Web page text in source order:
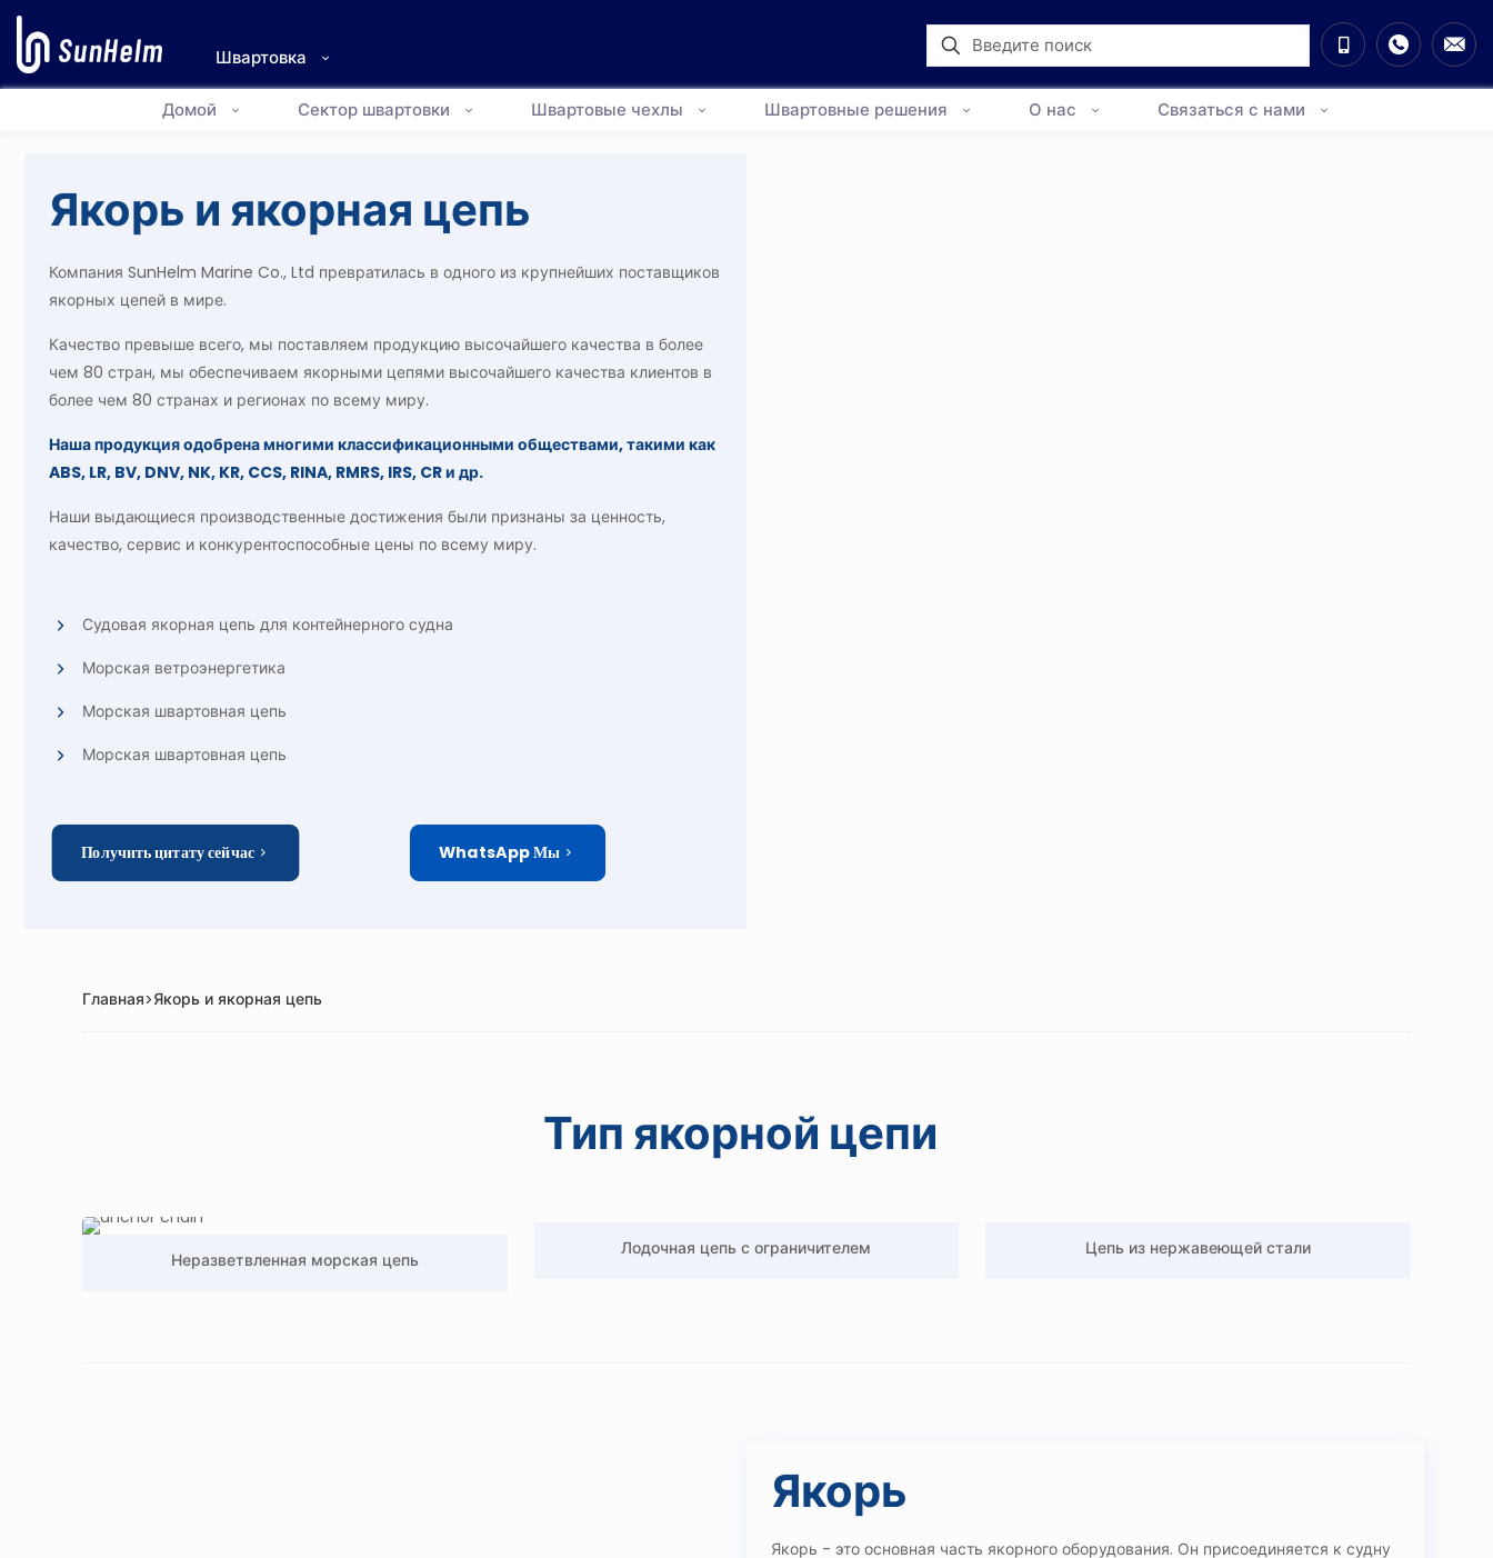
Швартовка
Домой Сектор швартовки Швартовые чехлы Швартовные решения О нас Связаться с нами
Якорь и якорная цепь
Компания SunHelm Marine Co., Ltd превратилась в одного из крупнейших поставщиков
якорных цепей в мире.
Качество превыше всего, мы поставляем продукцию высочайшего качества в более
чем 80 стран, мы обеспечиваем якорными цепями высочайшего качества клиентов в
более чем 80 странах и регионах по всему миру.
Наша продукция одобрена многими классификационными обществами, такими как
ABS, LR, BV, DNV, NK, KR, CCS, RINA, RMRS, IRS, CR и др.
Наши выдающиеся производственные достижения были признаны за ценность,
качество, сервис и конкурентоспособные цены по всему миру.
Судовая якорная цепь для контейнерного судна
Морская ветроэнергетика
Морская швартовная цепь
Морская швартовная цепь
Получить цитату сейчас WhatsApp Мы
Главная>Якорь и якорная цепь
Тип якорной цепи
Неразветвленная морская цепь
Лодочная цепь с ограничителем Цепь из нержавеющей стали
Якорь
Якорь - это основная часть якорного оборудования. Он присоединяется к судну